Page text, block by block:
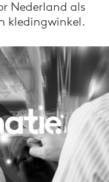
de Adformatie
Nederland als
kledingwinkel.